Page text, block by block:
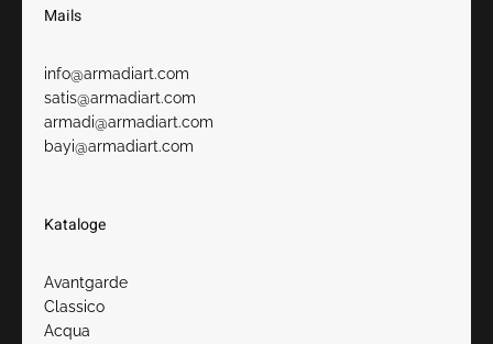
Mails
info@armadiart.com
satis@armadiart.com
armadi@armadiart.com
bayi@armadiart.com
Kataloge
Avantgarde
Classico
Acqua